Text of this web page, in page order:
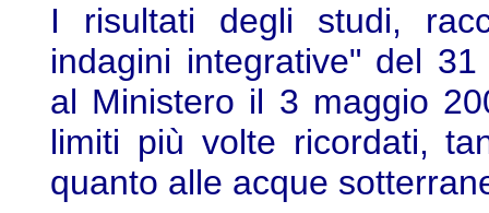
I risultati degli studi,
indagini integrative" del
al Ministero il 3 maggio
limiti più volte ricordati,
quanto alle acque